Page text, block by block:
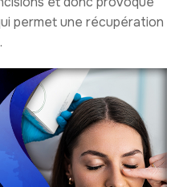
permet une récupération